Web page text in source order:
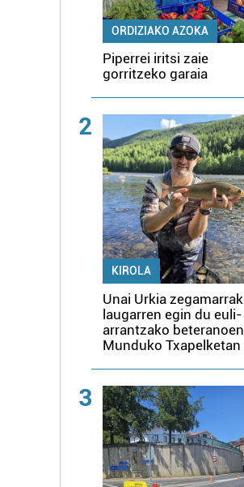
ORDIZIAKO AZOKA
Piperrei iritsi zaie
gorritzeko garaia
2
KIROLA
Unai Urkia zegamarrak
laugarren egin du euli-
arrantzako beteranoen
Munduko Txapelketan
3